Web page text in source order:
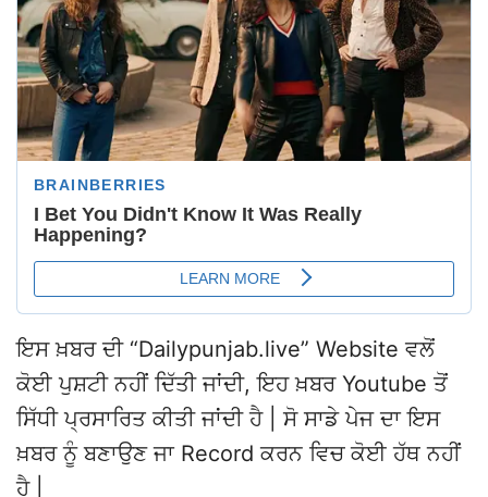
ਇਸ ਖ਼ਬਰ ਦੀ “Dailypunjab.live” Website ਵਲੋਂ
ਕੋਈ ਪੁਸ਼ਟੀ ਨਹੀਂ ਦਿੱਤੀ ਜਾਂਦੀ, ਇਹ ਖ਼ਬਰ Youtube ਤੋਂ
ਸਿੱਧੀ ਪ੍ਰਸਾਰਿਤ ਕੀਤੀ ਜਾਂਦੀ ਹੈ | ਸੋ ਸਾਡੇ ਪੇਜ ਦਾ ਇਸ
ਖ਼ਬਰ ਨੂੰ ਬਣਾਉਣ ਜਾ Record ਕਰਨ ਵਿਚ ਕੋਈ ਹੱਥ ਨਹੀਂ
ਹੈ |